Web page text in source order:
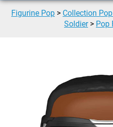
Figurine Pop > Collection
Soldier > Pop